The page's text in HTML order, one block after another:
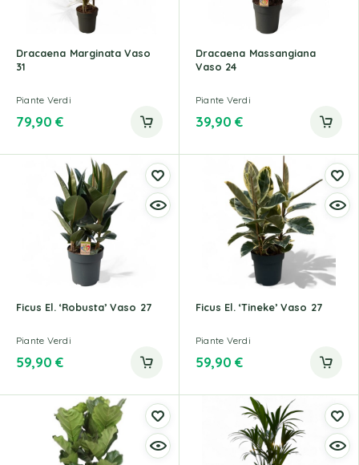
Dracaena Marginata Vaso
31
Piante Verdi
79,90 €
Dracaena Massangiana
Vaso 24
Piante Verdi
39,90 €
Ficus El. ‘Robusta’ Vaso 27
Piante Verdi
59,90 €
Ficus El. ‘Tineke’ Vaso 27
Piante Verdi
59,90 €